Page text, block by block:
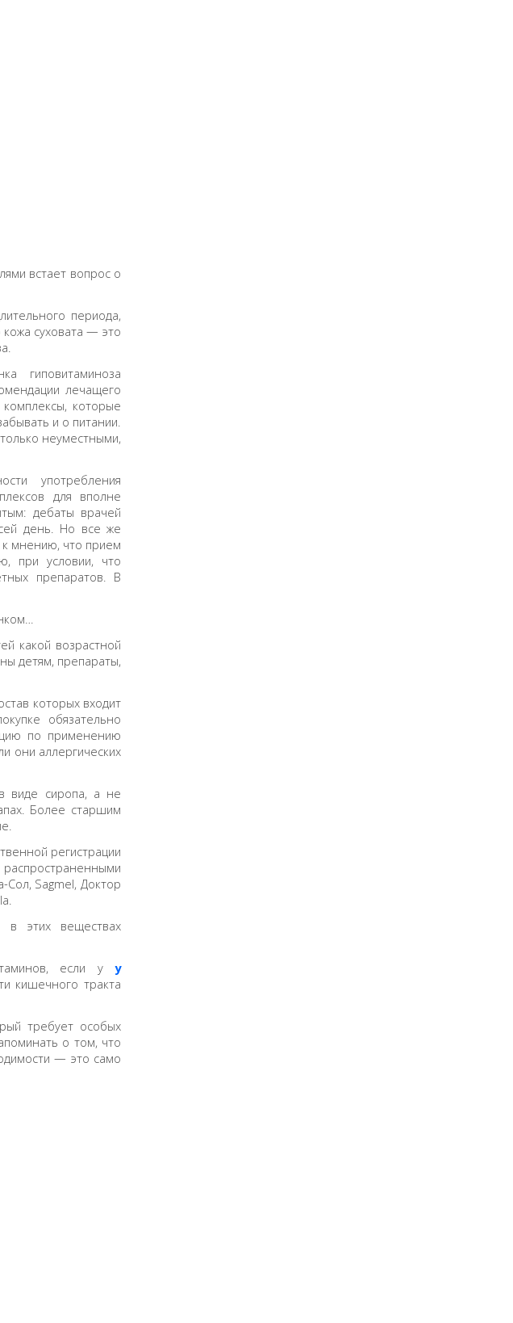
встает вопрос о
периода,
суховата — это
гиповитаминоза
лечащего
которые
и о питании.
неуместными,
употребления
для вполне
дебаты врачей
день. Но все же
к мнению, что прием
при условии, что
препаратов. В
какой возрастной
детям, препараты,
которых входит
обязательно
по применению
они аллергических
виде сиропа, а не
Более старшим
регистрации
Сол, Sagmel, Доктор
в этих веществах
если у у
кишечного тракта
требует особых
о том, что
— это само